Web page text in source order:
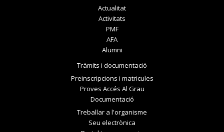
Actualitat
Activitats
PMF
AFA
Alumni
Tràmits i documentació
Preinscripcions i matricules
Proves Accés Al Grau
Documentació
Treballar a l'organisme
Seu electrònica